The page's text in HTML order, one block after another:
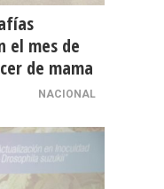
el mes de
de mama
NACIONAL